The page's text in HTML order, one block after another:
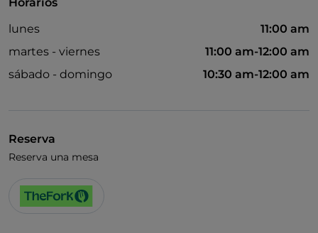
Baño para inválidos
Menú infantil
Zona de fumadores
lunes
11:00 am
martes - viernes
11:00 am-12:00 am
sábado - domingo
10:30 am-12:00 am
Reserva
Reserva una mesa